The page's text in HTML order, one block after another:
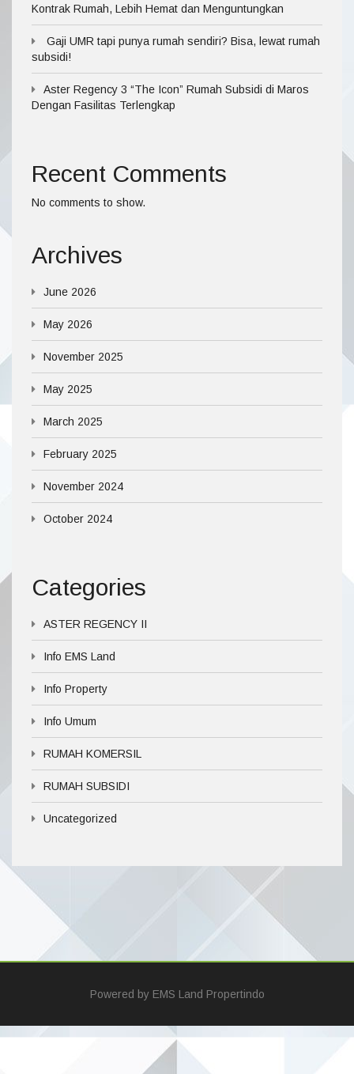
Kontrak Rumah, Lebih Hemat dan Menguntungkan
Gaji UMR tapi punya rumah sendiri? Bisa, lewat rumah
subsidi!
Aster Regency 3 “The Icon” Rumah Subsidi di Maros
Dengan Fasilitas Terlengkap
Recent Comments
No comments to show.
Archives
June 2026
May 2026
November 2025
May 2025
March 2025
February 2025
November 2024
October 2024
Categories
ASTER REGENCY II
Info EMS Land
Info Property
Info Umum
RUMAH KOMERSIL
RUMAH SUBSIDI
Uncategorized
Powered by EMS Land Propertindo